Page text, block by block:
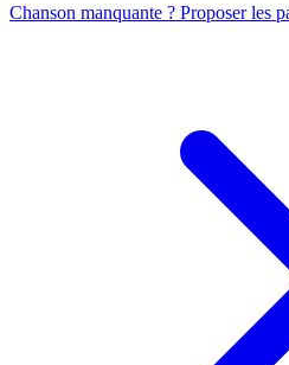
Chanson manquante ? Proposer les